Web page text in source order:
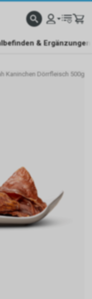
& Ergänzungen
Kaninchen Dörrfleisch 500g